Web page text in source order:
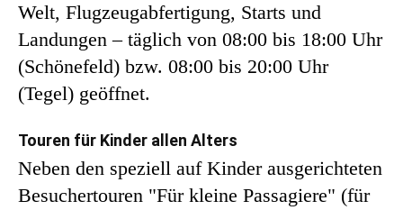
Welt, Flugzeugabfertigung, Starts und
Landungen – täglich von 08:00 bis 18:00 Uhr
(Schönefeld) bzw. 08:00 bis 20:00 Uhr
(Tegel) geöffnet.
Touren für Kinder allen Alters
Neben den speziell auf Kinder ausgerichteten
Besuchertouren "Für kleine Passagiere" (für